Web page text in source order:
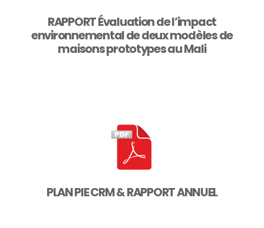
RAPPORT Évaluation de l’impact
environnemental de deux modèles de
maisons prototypes au Mali
PLAN PIE CRM & RAPPORT ANNUEL